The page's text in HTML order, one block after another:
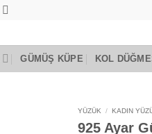
GÜMÜŞ KÜPE KOL
YÜZÜK / KADIN
925 Ayar